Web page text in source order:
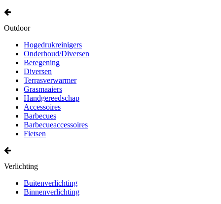
Outdoor
Hogedrukreinigers
Onderhoud/Diversen
Beregening
Diversen
Terrasverwarmer
Grasmaaiers
Handgereedschap
Accessoires
Barbecues
Barbecueaccessoires
Fietsen
Verlichting
Buitenverlichting
Binnenverlichting